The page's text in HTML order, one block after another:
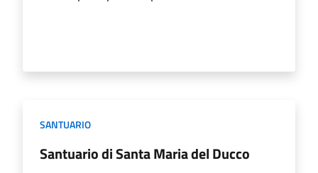
SANTUARIO
Santuario di Santa Maria del Ducco